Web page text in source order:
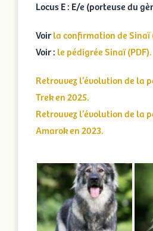
Locus E : E/e (porteuse du
Voirla confirmation de Sinaï
Voir : le pédigrée Sinaï (PDF).
Retrouvez l’évolution de la
Trek en 2025.
Retrouvez l’évolution de la
Amarok en 2023.